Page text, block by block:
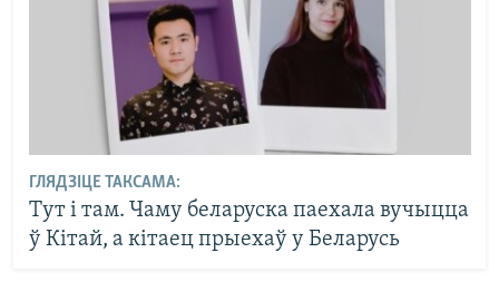
ГЛЯДЗІЦЕ ТАКСАМА:
Тут і там. Чаму беларуска паехала вучыцца
ў Кітай, а кітаец прыехаў у Беларусь